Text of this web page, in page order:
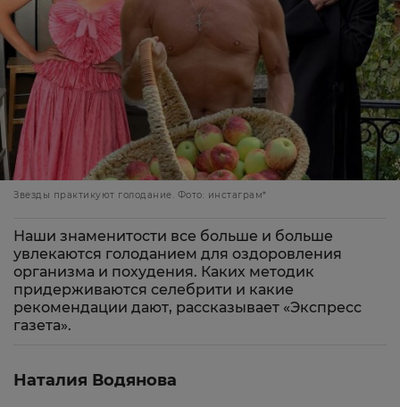
Звезды практикуют голодание. Фото: инстаграм*
Наши знаменитости все больше и больше
увлекаются голоданием для оздоровления
организма и похудения. Каких методик
придерживаются селебрити и какие
рекомендации дают, рассказывает «Экспресс
газета».
Наталия Водянова